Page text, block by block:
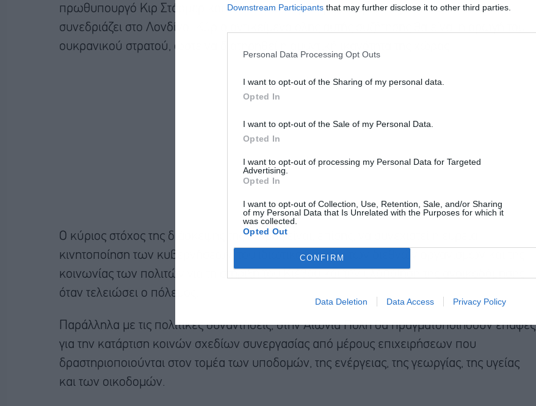
Downstream Participants that may further disclose it to other third parties.
Personal Data Processing Opt Outs
I want to opt-out of the Sharing of my personal data.
Opted In
I want to opt-out of the Sale of my Personal Data.
Opted In
I want to opt-out of processing my Personal Data for Targeted
Advertising.
Opted In
I want to opt-out of Collection, Use, Retention, Sale, and/or Sharing
of my Personal Data that Is Unrelated with the Purposes for which it
was collected.
Opted Out
CONFIRM
Data Deletion Data Access Privacy Policy
πρωθυπουργό Κιρ Στάρμερ και το σύνολο της «Συμμαχίας των Προθύμων», η οποία
συνεδριάζει στο Λονδίνο. Κύριο αντικείμενο όλης αυτής συζήτησης θα είναι η αρωγή του
ουκρανικού στρατού, ώστε να διατηρηθεί η αμυντική ικανότητα της χώρας.
Ο κύριος στόχος της διάσκεψης της Ρώμης είναι, επίσης, να συνεχιστεί η ευρεία
κινητοποίηση των κυβερνήσεων, του ιδιωτικού τομέα, των διεθνών οργανισμών και της
κοινωνίας των πολιτών για τη στήριξη του Κιέβου και την υλοποίηση της ανοικοδόμησης,
όταν τελειώσει ο πόλεμος.
Παράλληλα με τις πολιτικές συναντήσεις, στην Αιώνια Πόλη θα πραγματοποιηθούν επαφές
για την κατάρτιση κοινών σχεδίων συνεργασίας από μέρους επιχειρήσεων που
δραστηριοποιούνται στον τομέα των υποδομών, της ενέργειας, της γεωργίας, της υγείας
και των οικοδομών.